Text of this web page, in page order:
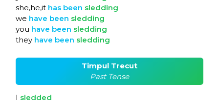
she,he,it has been sledding
we have been sledding
you have been sledding
they have been sledding
Timpul Trecut
Past Tense
I sledded